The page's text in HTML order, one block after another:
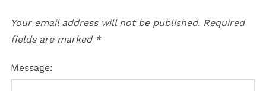
Your email address will not be published. Required
fields are marked *
Message: